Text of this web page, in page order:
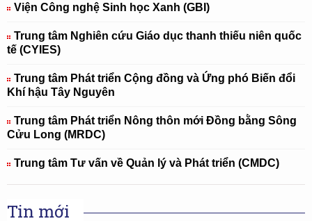
Viện Công nghệ Sinh học Xanh (GBI)
Trung tâm Nghiên cứu Giáo dục thanh thiếu niên quốc
tế (CYIES)
Trung tâm Phát triển Cộng đồng và Ứng phó Biến đổi
Khí hậu Tây Nguyên
Trung tâm Phát triển Nông thôn mới Đồng bằng Sông
Cửu Long (MRDC)
Trung tâm Tư vấn về Quản lý và Phát triển (CMDC)
Tin mới